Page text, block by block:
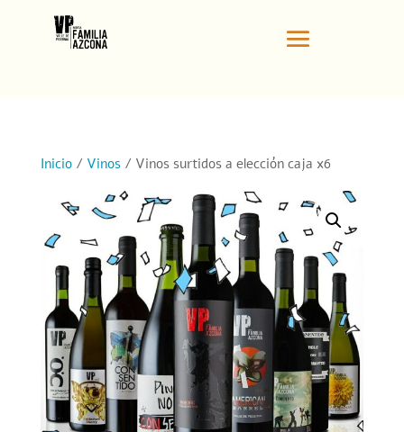
Inicio/ Vinos/ Vinos surtidos a elección caja x6